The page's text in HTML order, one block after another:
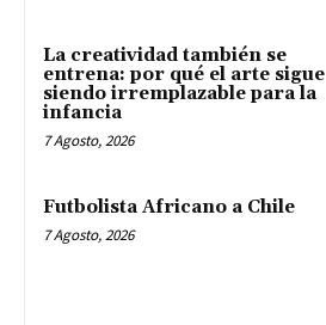
La creatividad también se
entrena: por qué el arte sigue
siendo irremplazable para la
infancia
7 Agosto, 2026
Futbolista Africano a Chile
7 Agosto, 2026